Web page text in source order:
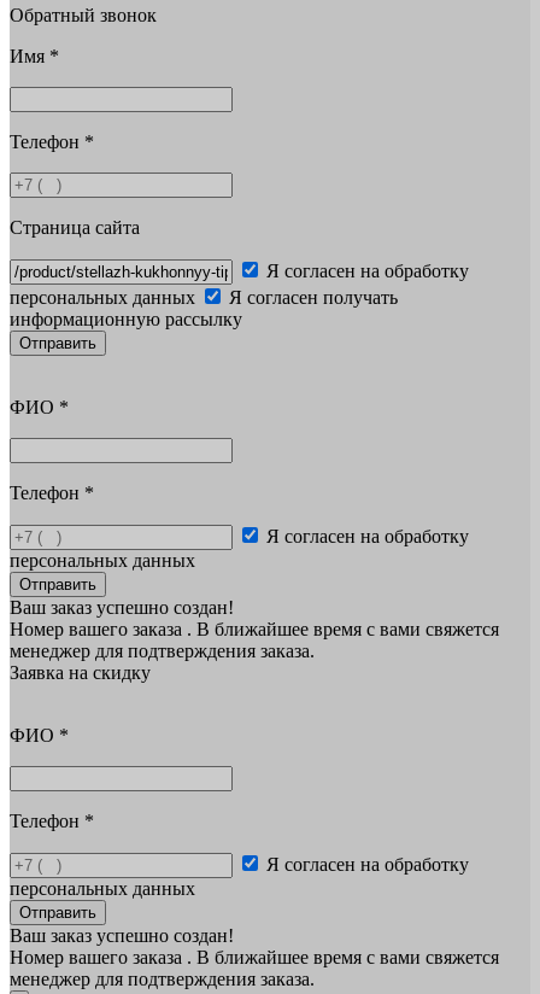
Обратный звонок
Имя *
Телефон *
Страница сайта
Я согласен на обработку
персональных данных
Я согласен получать
информационную рассылку
Отправить
ФИО *
Телефон *
Я согласен на обработку
персональных данных
Отправить
Ваш заказ успешно создан!
Номер вашего заказа . В ближайшее время с вами свяжется
менеджер для подтверждения заказа.
Заявка на скидку
ФИО *
Телефон *
Я согласен на обработку
персональных данных
Отправить
Ваш заказ успешно создан!
Номер вашего заказа . В ближайшее время с вами свяжется
менеджер для подтверждения заказа.